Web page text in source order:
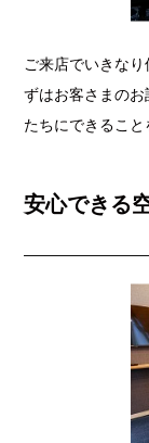
ご来店でいきな
ずはお客さまの
たちにできること
安心できる